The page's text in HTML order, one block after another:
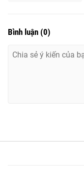
Bình luận (0)